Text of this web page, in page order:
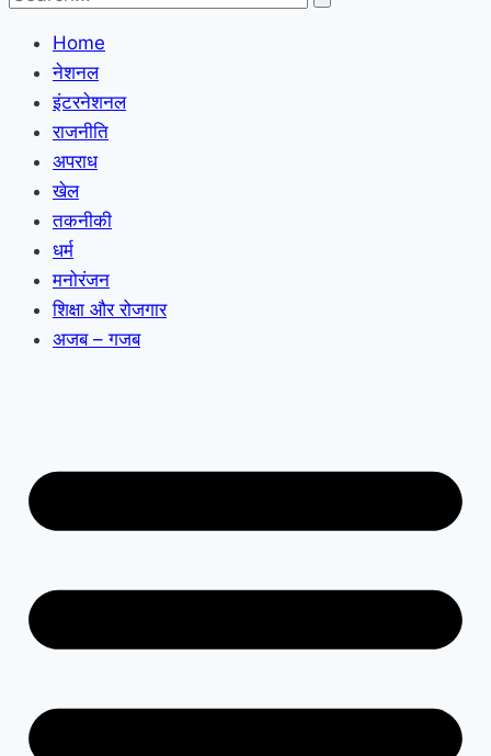
Home
नेशनल
इंटरनेशनल
राजनीति
अपराध
खेल
तकनीकी
धर्म
मनोरंजन
शिक्षा और रोजगार
अजब – गजब